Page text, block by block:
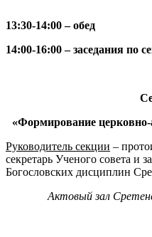
13:30-14:00 – обед
14:00-16:00 – заседания по
«Формирование
Руководитель секции –
секретарь Ученого совета и
Богословских дисциплин
Актовый зал